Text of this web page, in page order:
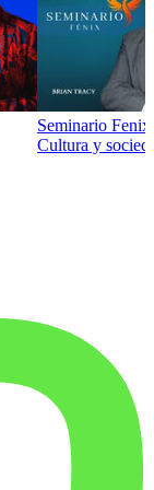
Seminario
Cultura y